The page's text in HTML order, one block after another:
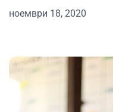
ноември 18, 2020